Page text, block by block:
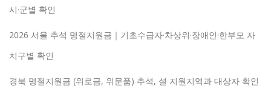
시·군별 확인
2026 서울 추석 명절지원금｜기초수급자·차상위·장애인·한부모 자
치구별 확인
경북 명절지원금 (위로금, 위문품) 추석, 설 지원지역과 대상자 확인